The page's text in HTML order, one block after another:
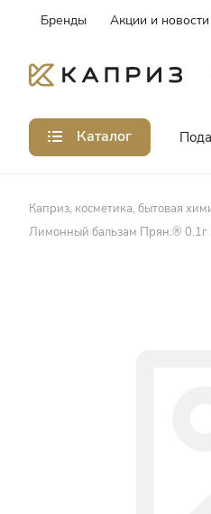
Бренды Акции и новости
Каталог
Каприз, косметика, бытовая
Лимонный бальзам Прян.®